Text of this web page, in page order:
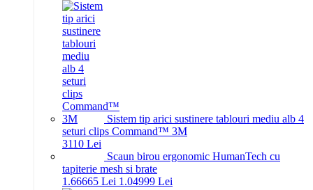
Sistem tip arici sustinere tablouri mediu alb 4
seturi clips Command™ 3M
3110 Lei
Scaun birou ergonomic HumanTech cu
tapiterie mesh si brate
1.66665 Lei 1.04999 Lei